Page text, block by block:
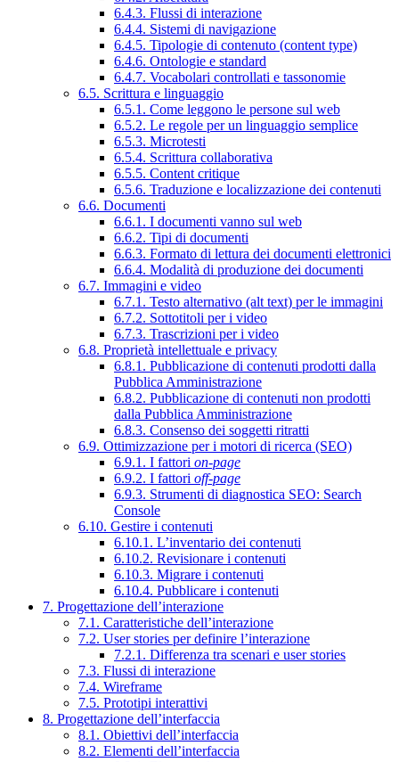
6.4.3. Flussi di interazione
6.4.4. Sistemi di navigazione
6.4.5. Tipologie di contenuto (content type)
6.4.6. Ontologie e standard
6.4.7. Vocabolari controllati e tassonomie
6.5. Scrittura e linguaggio
6.5.1. Come leggono le persone sul web
6.5.2. Le regole per un linguaggio semplice
6.5.3. Microtesti
6.5.4. Scrittura collaborativa
6.5.5. Content critique
6.5.6. Traduzione e localizzazione dei contenuti
6.6. Documenti
6.6.1. I documenti vanno sul web
6.6.2. Tipi di documenti
6.6.3. Formato di lettura dei documenti elettronici
6.6.4. Modalità di produzione dei documenti
6.7. Immagini e video
6.7.1. Testo alternativo (alt text) per le immagini
6.7.2. Sottotitoli per i video
6.7.3. Trascrizioni per i video
6.8. Proprietà intellettuale e privacy
6.8.1. Pubblicazione di contenuti prodotti dalla
Pubblica Amministrazione
6.8.2. Pubblicazione di contenuti non prodotti
dalla Pubblica Amministrazione
6.8.3. Consenso dei soggetti ritratti
6.9. Ottimizzazione per i motori di ricerca (SEO)
6.9.1. I fattori on-page
6.9.2. I fattori off-page
6.9.3. Strumenti di diagnostica SEO: Search
Console
6.10. Gestire i contenuti
6.10.1. L’inventario dei contenuti
6.10.2. Revisionare i contenuti
6.10.3. Migrare i contenuti
6.10.4. Pubblicare i contenuti
7. Progettazione dell’interazione
7.1. Caratteristiche dell’interazione
7.2. User stories per definire l’interazione
7.2.1. Differenza tra scenari e user stories
7.3. Flussi di interazione
7.4. Wireframe
7.5. Prototipi interattivi
8. Progettazione dell’interfaccia
8.1. Obiettivi dell’interfaccia
8.2. Elementi dell’interfaccia